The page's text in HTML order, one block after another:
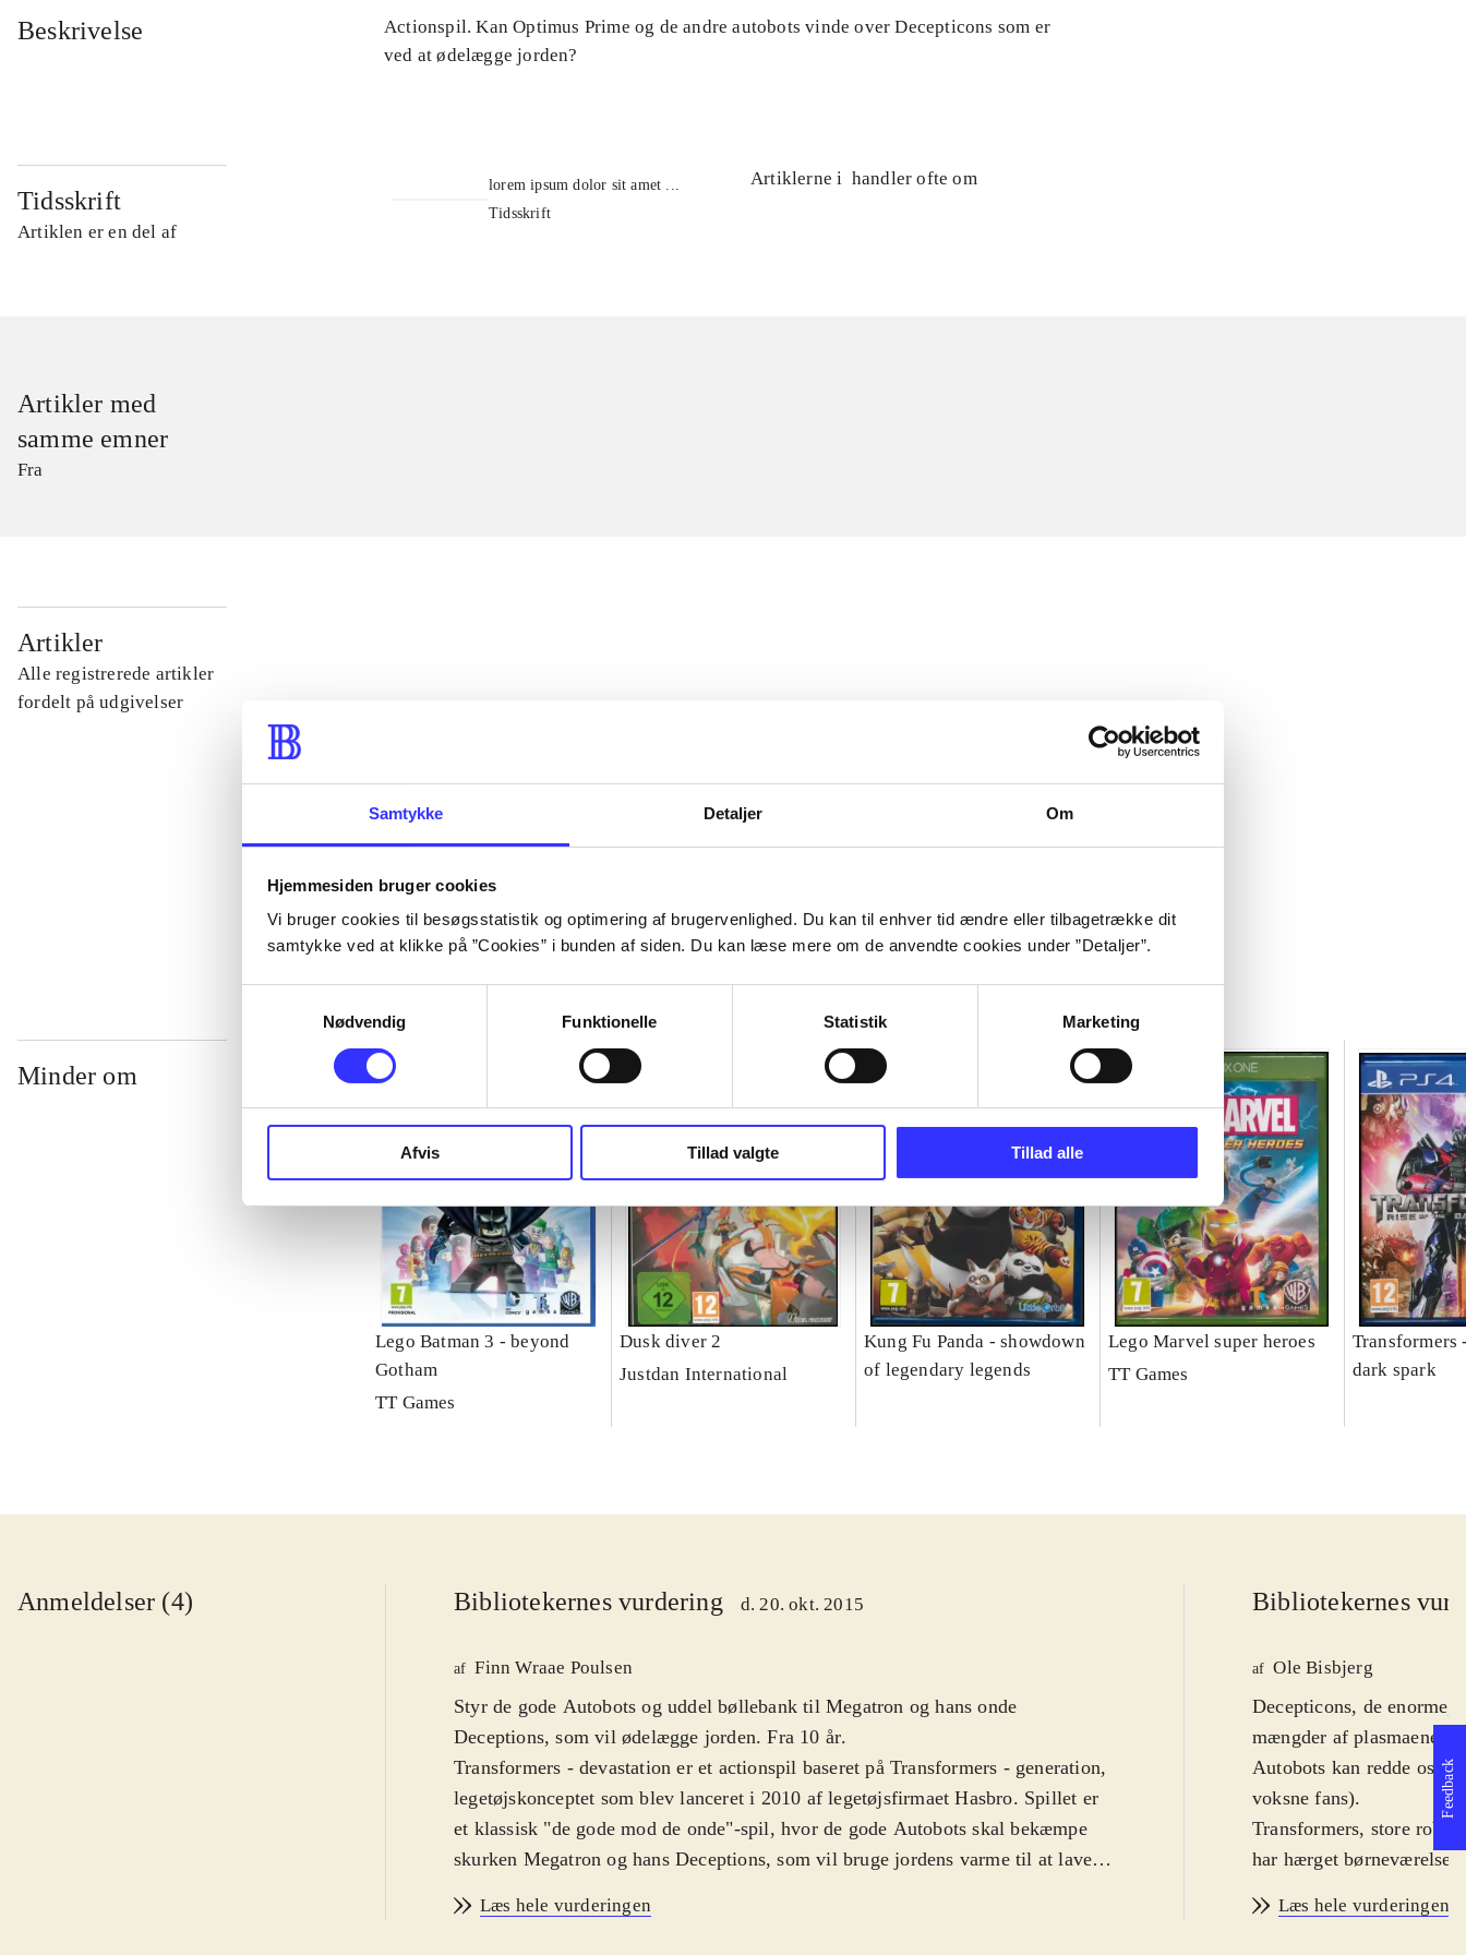
Samtykke Detaljer Om
Hjemmesiden bruger cookies
Vi bruger cookies til besøgsstatistik og optimering af brugervenlighed. Du kan til enhver tid ændre eller tilbagetrække dit
samtykke ved at klikke på ”Cookies” i bunden af siden. Du kan læse mere om de anvendte cookies under ”Detaljer”.
Nødvendig
Funktionelle Statistik Marketing
Afvis Tillad valgte Tillad alle
Beskrivelse
Actionspil. Kan Optimus Prime og de andre autobots vinde over Decepticons som er
ved at ødelægge jorden?
Tidsskrift
Artiklen er en del af
lorem ipsum dolor sit amet ...
Tidsskrift
Artiklerne i handler ofte om
Artikler med
samme emner
Fra
Artikler
Alle registrerede artikler
fordelt på udgivelser
...
Minder om
Lego Batman 3 - beyond
Gotham
TT Games
Dusk diver 2
Justdan International
Kung Fu Panda - showdown
of legendary legends
Lego Marvel super heroes
TT Games
Transformers
dark spark
Anmeldelser (4) Bibliotekernes vurdering d. 20. okt. 2015
af Finn Wraae Poulsen
Styr de gode Autobots og uddel bøllebank til Megatron og hans onde
Deceptions, som vil ødelægge jorden. Fra 10 år.
Transformers - devastation er et actionspil baseret på Transformers - generation,
legetøjskonceptet som blev lanceret i 2010 af legetøjsfirmaet Hasbro. Spillet er
et klassisk "de gode mod de onde"-spil, hvor de gode Autobots skal bekæmpe
skurken Megatron og hans Deceptions, som vil bruge jordens varme til at lave
spilleren kan styre robotter i kamp mod hinanden med masser af combos og
Læs hele vurderingen
Bibliotekernes
af Ole Bisbjerg
Decepticons, de enorme,
mængder af
Autobots kan redde os,
voksne fans).
Transformers, store
har hærget børneværelser
Devastation er et
Læs hele vurderingen
Feedback